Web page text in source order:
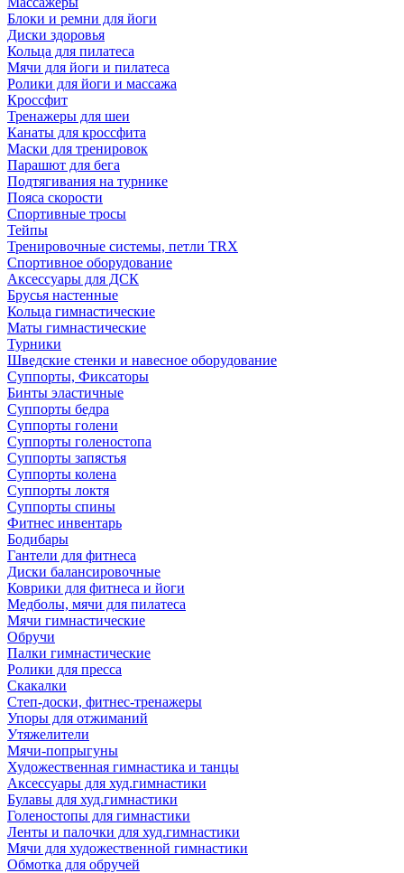
Блоки и ремни для йоги
Диски здоровья
Кольца для пилатеса
Мячи для йоги и пилатеса
Ролики для йоги и массажа
Кроссфит
Тренажеры для шеи
Канаты для кроссфита
Маски для тренировок
Парашют для бега
Подтягивания на турнике
Пояса скорости
Спортивные тросы
Тейпы
Тренировочные системы, петли TRX
Спортивное оборудование
Аксессуары для ДСК
Брусья настенные
Кольца гимнастические
Маты гимнастические
Турники
Шведские стенки и навесное оборудование
Суппорты, Фиксаторы
Бинты эластичные
Суппорты бедра
Суппорты голени
Суппорты голеностопа
Суппорты запястья
Суппорты колена
Суппорты локтя
Суппорты спины
Фитнес инвентарь
Бодибары
Гантели для фитнеса
Диски балансировочные
Коврики для фитнеса и йоги
Медболы, мячи для пилатеса
Мячи гимнастические
Обручи
Палки гимнастические
Ролики для пресса
Скакалки
Степ-доски, фитнес-тренажеры
Упоры для отжиманий
Утяжелители
Мячи-попрыгуны
Художественная гимнастика и танцы
Аксессуары для худ.гимнастики
Булавы для худ.гимнастики
Голеностопы для гимнастики
Ленты и палочки для худ.гимнастики
Мячи для художественной гимнастики
Обмотка для обручей